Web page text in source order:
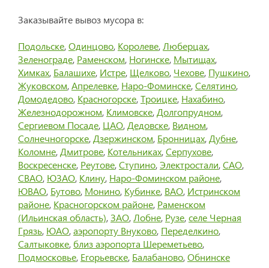
Заказывайте вывоз мусора в:
Подольске,Одинцово, Королеве, Люберцах,
Зеленограде, Раменском, Ногинске, Мытищах,
Химках, Балашихе, Истре, Щелково, Чехове, Пушкино,
Жуковском,Апрелевке, Наро-Фоминске,Селятино,
Домодедово, Красногорске,Троицке, Нахабино,
Железнодорожном, Климовске, Долгопрудном,
Сергиевом Посаде, ЦАО, Дедовске, Видном,
Солнечногорске, Дзержинском, Бронницах, Дубне,
Коломне, Дмитрове, Котельниках,Серпухове,
Воскресенске, Реутове,Ступино,Электростали,САО,
СВАО, ЮЗАО, Клину, Наро-Фоминском районе,
ЮВАО, Бутово, Монино, Кубинке, ВАО, Истринском
районе, Красногорском районе, Раменском
(Ильинская область),ЗАО, Лобне, Рузе,селе Черная
Грязь, ЮАО,аэропорту Внуково, Переделкино,
Салтыковке, близ аэропорта Шереметьево,
Подмосковье, Егорьевске, Балабаново,Обнинске